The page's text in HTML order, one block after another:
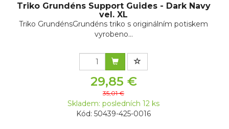
Triko Grundéns Support Guides - Dark Navy
vel. XL
Triko GrundénsGrundéns triko s originálním potiskem
vyrobeno...
29,85 €
35,01 €
Skladem: posledních 12 ks
Kód: 50439-425-0016